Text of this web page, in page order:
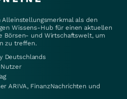
als den
Wissens-Hub für einen aktuellen
Börsen- und Wirtschaftswelt, um
zu treffen.
Deutschlands
ARIVA, FinanzNachrichten und